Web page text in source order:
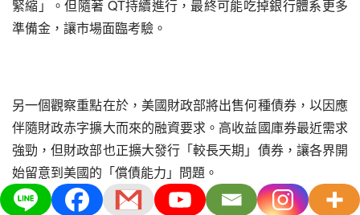
緊縮」。但隨著 QT持續進行，最終可能吃掉銀行體系更多
準備金，讓市場面臨考驗。
另一個觀察重點在於，美國財政部將出售何種債券，以因應
伴隨財政赤字擴大而來的融資要求。高收益國庫券最近需求
強勁，但財政部也正擴大發行「較長天期」債券，讓各界開
始留意到美國的「償債能力」問題。